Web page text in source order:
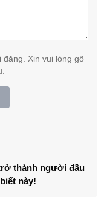
Xin vui lòng gõ
thành người đầu
này!